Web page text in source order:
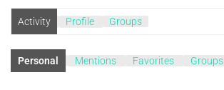
Activity Profile Groups
Personal Mentions Favorites Groups